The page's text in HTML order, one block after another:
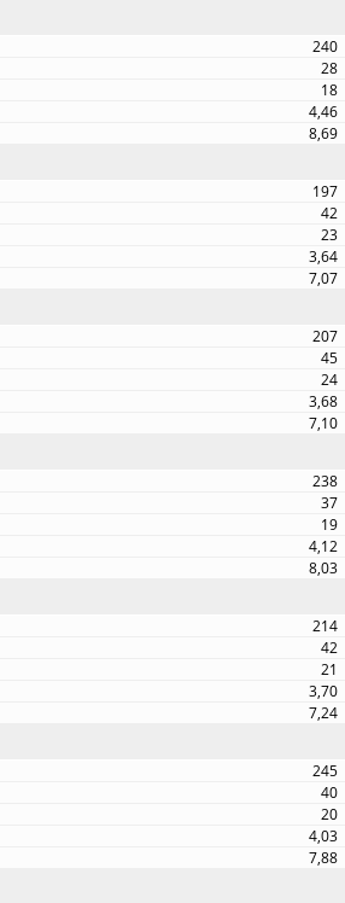
240
28
18
4,46
8,69
197
42
23
3,64
7,07
207
45
24
3,68
7,10
238
37
19
4,12
8,03
214
42
21
3,70
7,24
245
40
20
4,03
7,88